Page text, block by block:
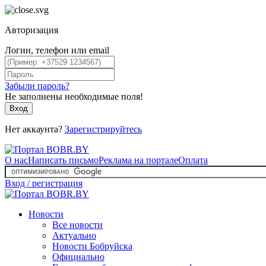
Авторизация
Логин, телефон или email
Забыли пароль?
Не заполнены необходимые поля!
Вход
Нет аккаунта? Зарегистрируйтесь
О насНаписать письмоРеклама на порталеОплата
Вход / регистрация
Новости
Все новости
Актуально
Новости Бобруйска
Официально